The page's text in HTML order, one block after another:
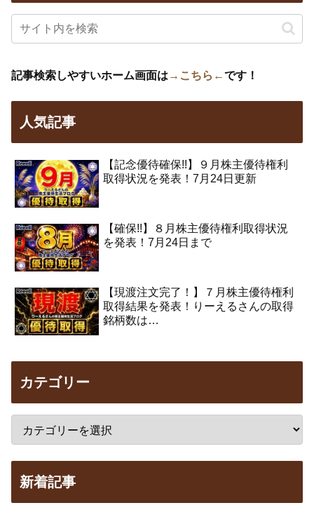
記事検索しやすいホーム画面は →こちら←です！
人気記事
【記念優待確保!!】９月株主優待権利
取得状況を発表！7月24日更新
【確保!!】８月株主優待権利取得状況
を発表！7月24日まで
【現渡注文完了！】７月株主優待権利
取得結果を発表！りーえるさんの取得
銘柄数は…
カテゴリー
新着記事